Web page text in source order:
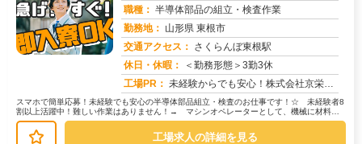
職種： 半導体部品の組立・検査作業
勤務地： 山形県 東根市
交通アクセス： さくらんぼ東根駅
休日・休暇：
＜勤務形態＞3勤3休
工場PR： 未経験からでも安心！株式会社京栄センターで新しい一歩を踏み出してみませんか？☆全国2500件以上の求人から、あなた...
スマホで簡単応募！未経験でも安心の半導体部品組立・検査のお仕事です！☆ 未経験者8
割以上活躍中！難しい作業はありません！→ マシンオペレーターとして、機械に材料を
セットし、ボタンを押すだけのシン...
工場求人の詳細を見る